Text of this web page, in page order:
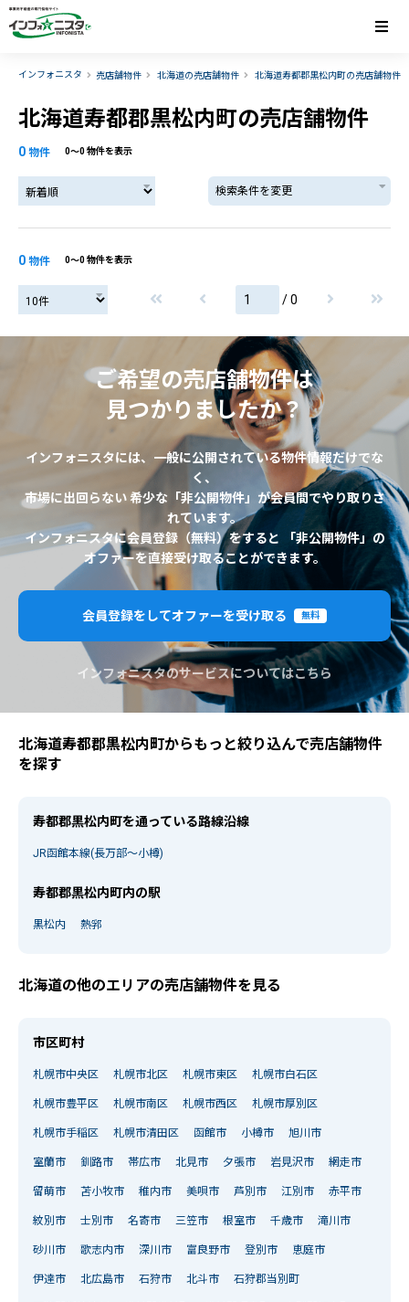
インフォニスタ 売店舗物件 北海道の売店舗物件 北海道寿都郡黒松内町の売店舗物件
北海道寿都郡黒松内町の売店舗物件
0 物件 0〜0 物件を表示
検索条件を変更
0 物件 0〜0 物件を表示
/ 0
ご希望の売店舗物件は
見つかりましたか？
インフォニスタには、一般に公開されている物件情報だけでな
く、
市場に出回らない 希少な「非公開物件」が会員間でやり取りさ
れています。
インフォニスタに会員登録（無料）をすると 「非公開物件」の
オファーを直接受け取ることができます。
会員登録をしてオファーを受け取る 無料
インフォニスタのサービスについてはこちら
北海道寿都郡黒松内町からもっと絞り込んで売店舗物件
を探す
寿都郡黒松内町を通っている路線沿線
JR函館本線(長万部～小樽)
寿都郡黒松内町内の駅
黒松内 熱郛
北海道の他のエリアの売店舗物件を見る
市区町村
札幌市中央区 札幌市北区 札幌市東区 札幌市白石区
札幌市豊平区 札幌市南区 札幌市西区 札幌市厚別区
札幌市手稲区 札幌市清田区 函館市 小樽市 旭川市
室蘭市 釧路市 帯広市 北見市 夕張市 岩見沢市 網走市
留萌市 苫小牧市 稚内市 美唄市 芦別市 江別市 赤平市
紋別市 士別市 名寄市 三笠市 根室市 千歳市 滝川市
砂川市 歌志内市 深川市 富良野市 登別市 恵庭市
伊達市 北広島市 石狩市 北斗市 石狩郡当別町